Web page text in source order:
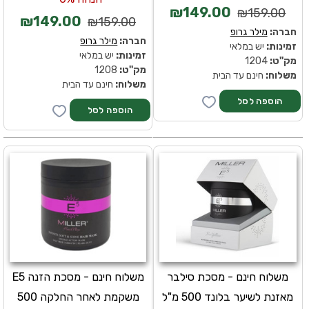
₪159.00
₪149.00
חברה: מילר גרופ
זמינות: יש במלאי
מק''ט:
משלוח: חינם עד הבית
₪159.00
₪149.00
חברה: מילר גרופ
זמינות: יש במלאי
מק''ט: 1204
משלוח: חינם עד הבית
משלוח חינם - מסכת הזנה E5
משקמת לאחר החלקה 500
משלוח חינם - מסכת סילבר
מאזנת לשיער בלונד 500 מ"ל